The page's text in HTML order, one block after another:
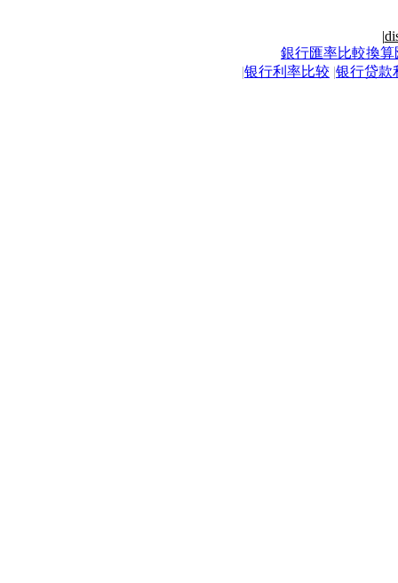
|
銀行匯率比較換算
|银行利率比较 |银行贷款